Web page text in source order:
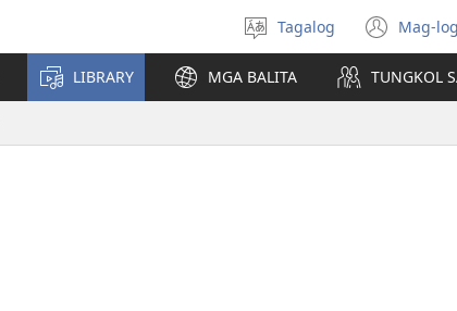
Pumili
ng
wika
Tagalog Mag-(may
na
LIBRARY MGA BALITA TUNGKOL